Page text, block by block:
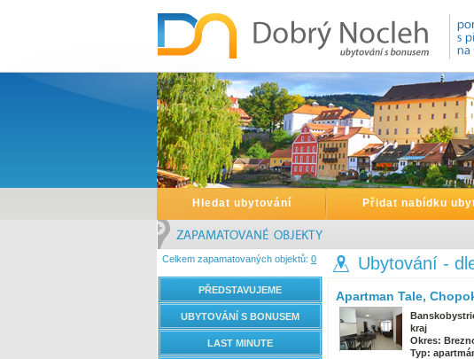
Hledat ubytování Přidat nabídku
Celkem zapamatovaných objektů: 0
PŘEDSTAVUJEME
UBYTOVÁNÍ S BONUSEM
LAST MINUTE
Ubytování -
Apartman Tale,
kraj
Okres:
Typ: